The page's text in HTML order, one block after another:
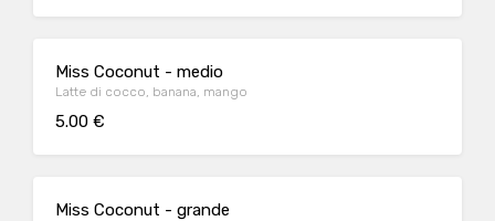
Miss Coconut - medio
Latte di cocco, banana, mango
5.00 €
Miss Coconut - grande